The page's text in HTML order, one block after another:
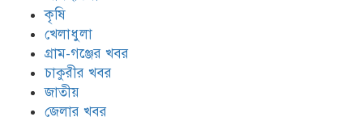
কৃষি
খেলাধুলা
গ্রাম-গঞ্জের খবর
চাকুরীর খবর
জাতীয়
জেলার খবর